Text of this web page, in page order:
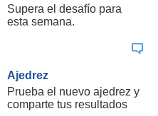
Supera el desafío para
esta semana.
Ajedrez
Prueba el nuevo ajedrez y
comparte tus resultados